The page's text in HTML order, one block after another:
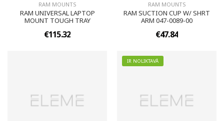
RAM MOUNTS
RAM UNIVERSAL LAPTOP
MOUNT TOUGH TRAY
€115.32
RAM MOUNTS
RAM SUCTION CUP W/ SHRT
ARM 047-0089-00
€47.84
IR NOLIKTAVĀ